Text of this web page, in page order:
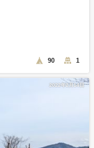
90 1
2022年2月14日